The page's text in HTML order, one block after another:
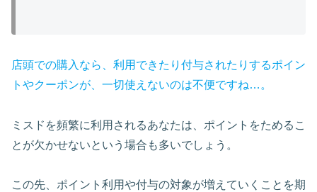
店頭での購入なら、利用できたり付与されたりするポイン
トやクーポンが、一切使えないのは不便ですね…。
ミスドを頻繁に利用されるあなたは、ポイントをためるこ
とが欠かせないという場合も多いでしょう。
この先、ポイント利用や付与の対象が増えていくことを期